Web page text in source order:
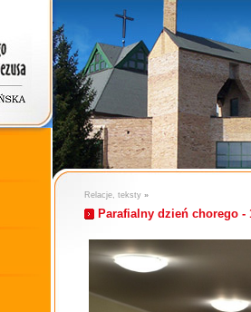
Relacje, teksty »
Parafialny dzień chorego -